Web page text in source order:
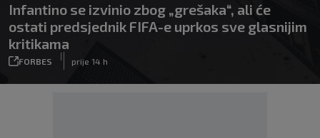
Infantino se izvinio zbog „grešaka“, ali će
ostati predsjednik FIFA-e uprkos sve glasnijim
kritikama
FORBES
|
prije 14 h